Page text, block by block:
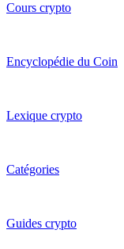
Cours crypto
Encyclopédie du Coin
Lexique crypto
Catégories
Guides crypto